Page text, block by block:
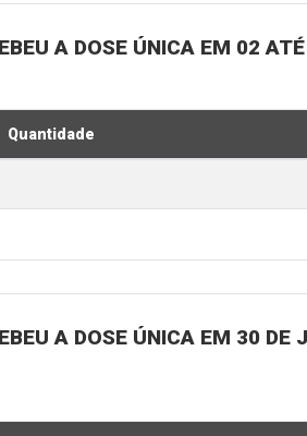
A DOSE ÚNICA EM 02
Quantidade
A DOSE ÚNICA EM 30 DE